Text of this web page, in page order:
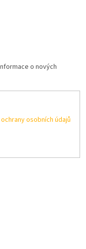
o nových
osobních údajů